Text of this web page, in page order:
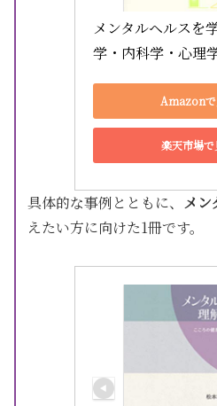
メンタルヘルスを
学・内科学・心理
Amazonで
楽天市場で
具体的な事例とともに、 メン
えたい方に向けた1冊です。